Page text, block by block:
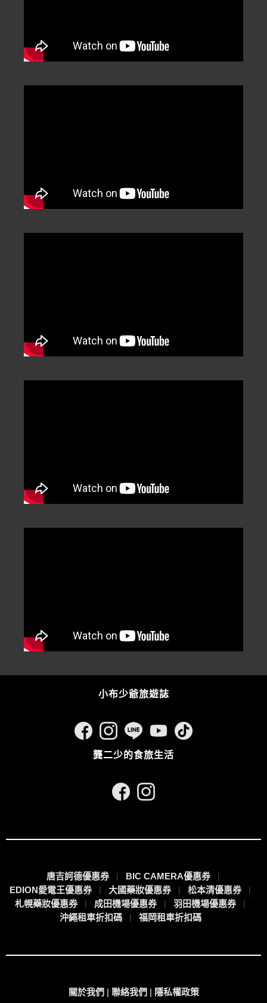
小布少爺旅遊誌
龔二少的食旅生活
唐吉訶德優惠券
BIC CAMERA優惠券
EDION愛電王優惠券
大國藥妝優惠券
松本清優惠券
札幌藥妝優惠券
成田機場優惠券
羽田機場優惠券
沖繩租車折扣碼
福岡租車折扣碼
關於我們 | 聯絡我們 | 隱私權政策